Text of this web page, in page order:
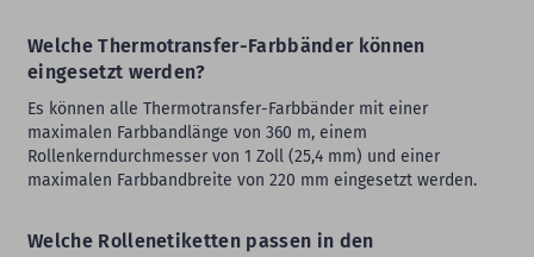
Welche Thermotransfer-Farbbänder können
eingesetzt werden?
Es können alle Thermotransfer-Farbbänder mit einer
maximalen Farbbandlänge von 360 m, einem
Rollenkerndurchmesser von 1 Zoll (25,4 mm) und einer
maximalen Farbbandbreite von 220 mm eingesetzt werden.
Welche Rollenetiketten passen in den